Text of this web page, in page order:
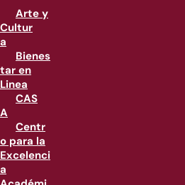
Arte y
Cultur
a
Bienes
tar en
Linea
CAS
A
Centr
o para la
Excelenci
a